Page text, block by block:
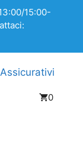
15:00-
0